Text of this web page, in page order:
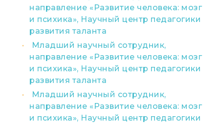
направление «Развитие человека: мозг
и психика», Научный центр педагогики
развития таланта
Младший научный сотрудник,
направление «Развитие человека: мозг
и психика», Научный центр педагогики
развития таланта
Младший научный сотрудник,
направление «Развитие человека: мозг
и психика», Научный центр педагогики